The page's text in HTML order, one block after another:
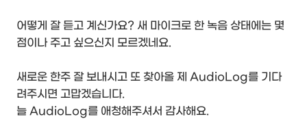
어떻게 잘 듣고 계신가요? 새 마이크로 한 녹음 상태에는 몇
점이나 주고 싶으신지 모르겠네요.
새로운 한주 잘 보내시고 또 찾아올 제 AudioLog를 기다
려주시면 고맙겠습니다.
늘 AudioLog를 애청해주셔서 감사해요.